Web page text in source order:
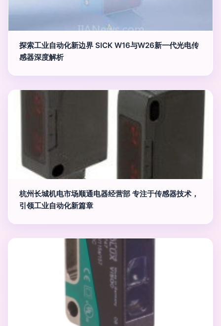
探索工业自动化新边界 SICK W16与W26新一代光电传
感器深度解析
杭州长城机电市场顺通电器经营部 专注于传感器技术，
引领工业自动化新篇章